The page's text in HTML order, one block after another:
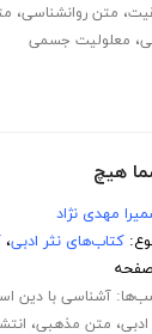
، متن روانشناسی،
، معلولیت جسمی
هیچ
مهدی نژاد
کتاب‌های نثر ادبی،
آشناسی با دین
، متن مذهبی،